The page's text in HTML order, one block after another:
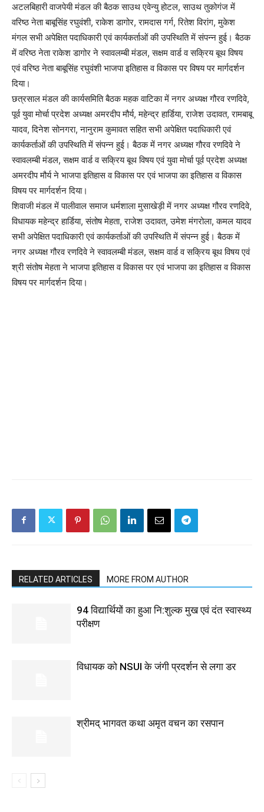
अटलबिहारी वाजपेयी मंडल की बैठक साउथ एवेन्यु होटल, साउथ तुकोगंज में
वरिष्ठ नेता बाबूसिंह रघुवंशी, राकेश डागोर, रामदास गर्ग, रितेश विरांग, मुकेश
मंगल सभी अपेक्षित पदाधिकारी एवं कार्यकर्ताओं की उपस्थिति में संपन्न हुई। बैठक
में वरिष्ठ नेता राकेश डागोर ने स्वावलम्बी मंडल, सक्षम वार्ड व सक्रिय बूथ विषय
एवं वरिष्ठ नेता बाबूसिंह रघुवंशी भाजपा इतिहास व विकास पर विषय पर मार्गदर्शन
दिया।
छत्रसाल मंडल की कार्यसमिति बैठक महक वाटिका में नगर अध्यक्ष गौरव रणदिवे,
पूर्व युवा मोर्चा प्रदेश अध्यक्ष अमरदीप मौर्य, महेन्द्र हार्डिया, राजेश उदावत, रामबाबू
यादव, दिनेश सोनगरा, नानुराम कुमावत सहित सभी अपेक्षित पदाधिकारी एवं
कार्यकर्ताओं की उपस्थिति में संपन्न हुई। बैठक में नगर अध्यक्ष गौरव रणदिवे ने
स्वावलम्बी मंडल, सक्षम वार्ड व सक्रिय बूथ विषय एवं युवा मोर्चा पूर्व प्रदेश अध्यक्ष
अमरदीप मौर्य ने भाजपा इतिहास व विकास पर एवं भाजपा का इतिहास व विकास
विषय पर मार्गदर्शन दिया।
शिवाजी मंडल में पालीवाल समाज धर्मशाला मुसाखेड़ी में नगर अध्यक्ष गौरव रणदिवे,
विधायक महेन्द्र हार्डिया, संतोष मेहता, राजेश उदावत, उमेश मंगरोला, कमल यादव
सभी अपेक्षित पदाधिकारी एवं कार्यकर्ताओं की उपस्थिति में संपन्न हुई। बैठक में
नगर अध्यक्ष गौरव रणदिवे ने स्वावलम्बी मंडल, सक्षम वार्ड व सक्रिय बूथ विषय एवं
श्री संतोष मेहता ने भाजपा इतिहास व विकास पर एवं भाजपा का इतिहास व विकास
विषय पर मार्गदर्शन दिया।
RELATED ARTICLES MORE FROM AUTHOR
94 विद्यार्थियों का हुआ नि:शुल्क मुख एवं दंत स्वास्थ्य
परीक्षण
विधायक को NSUI के जंगी प्रदर्शन से लगा डर
श्रीमद् भागवत कथा अमृत वचन का रसपान